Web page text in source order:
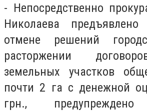
- Непосредственно
Николаева
отмене решений
расторжении
земельных участков
почти 2 га с денежной
грн., предупреждено